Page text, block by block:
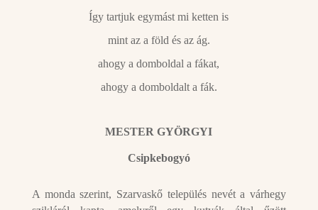
Így tartjuk egymást mi ketten is
mint az a föld és az ág.
ahogy a domboldal a fákat,
ahogy a domboldalt a fák.
MESTER GYÖRGYI
Csipkebogyó
A monda szerint, Szarvaskő település nevét a várhegy